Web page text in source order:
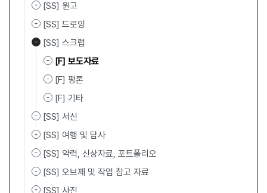
[SS] 원고
[SS] 드로잉
[SS] 스크랩
[F] 보도자료
[F] 평론
[F] 기타
[SS] 서신
[SS] 여행 및 답사
[SS] 약력, 신상자료, 포트폴리오
[SS] 오브제 및 작업 참고 자료
[SS] 사진